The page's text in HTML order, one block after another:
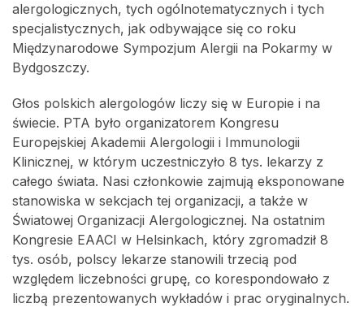
alergologicznych, tych ogólnotematycznych i tych
specjalistycznych, jak odbywające się co roku
Międzynarodowe Sympozjum Alergii na Pokarmy w
Bydgoszczy.
Głos polskich alergologów liczy się w Europie i na
świecie. PTA było organizatorem Kongresu
Europejskiej Akademii Alergologii i Immunologii
Klinicznej, w którym uczestniczyło 8 tys. lekarzy z
całego świata. Nasi członkowie zajmują eksponowane
stanowiska w sekcjach tej organizacji, a także w
Światowej Organizacji Alergologicznej. Na ostatnim
Kongresie EAACI w Helsinkach, który zgromadził 8
tys. osób, polscy lekarze stanowili trzecią pod
względem liczebności grupę, co korespondowało z
liczbą prezentowanych wykładów i prac oryginalnych.